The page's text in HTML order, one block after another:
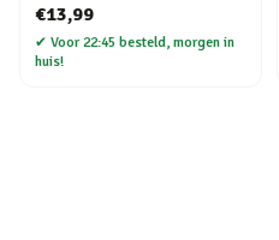
€13,99
✔ Voor 22:45 besteld, morgen in
huis!